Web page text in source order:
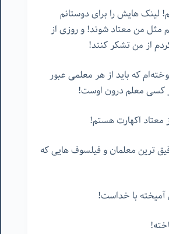
لینک هایش را برای دوستانم
مثل من معتاد شوند! و روزی از
از من تشکر کنند!
که باید از هر معلمی عبور
کسی معلم درون اوست!
معتاد اکهارت هستم!
ترین معلمان و فیلسوف هایی که
با خداست!